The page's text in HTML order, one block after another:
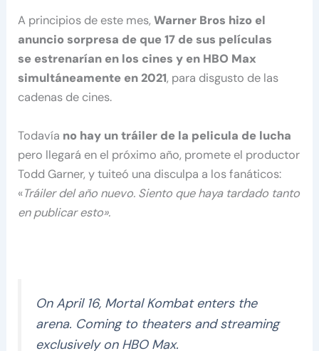
A principios de este mes,Warner Bros hizo el
anuncio sorpresa de que 17 de sus películas
se estrenarían en los cines y en HBO Max
simultáneamente en 2021, para disgusto de las
cadenas de cines.
Todavía no hay un tráiler de la pelicula de lucha
pero llegará en el próximo año, promete el productor
Todd Garner, y tuiteó una disculpa a los fanáticos:
«Tráiler del año nuevo. Siento que haya tardado tanto
en publicar esto».
On April 16, Mortal Kombat enters the
arena. Coming to theaters and streaming
exclusively on HBO Max.